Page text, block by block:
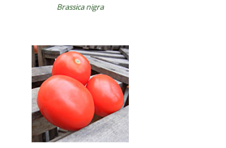
Brassica nigra